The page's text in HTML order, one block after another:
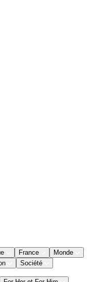
France
Monde
Société